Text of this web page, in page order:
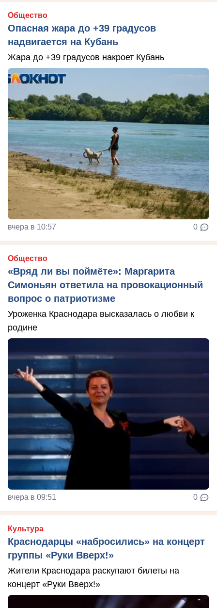
Общество
Опасная жара до +39 градусов
надвигается на Кубань
Жара до +39 градусов накроет Кубань
вчера в 10:57 0
Общество
«Вряд ли вы поймёте»: Маргарита
Симоньян ответила на провокационный
вопрос о патриотизме
Уроженка Краснодара высказалась о любви к
родине
вчера в 09:51 0
Культура
Краснодарцы «набросились» на концерт
группы «Руки Вверх!»
Жители Краснодара раскупают билеты на
концерт «Руки Вверх!»